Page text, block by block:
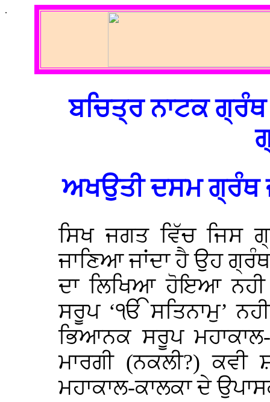
.
ਬਚਿਤ੍ਰ ਨਾਟਕ ਗ੍ਰੰਥ
ਅਖਉਤੀ ਦਸਮ ਗ੍ਰੰਥ
ਸਿਖ ਜਗਤ ਵਿੱਚ ਜਿਸ
ਜਾਣਿਆ ਜਾਂਦਾ ਹੈ ਉਹ
ਦਾ ਲਿਖਿਆ ਹੋਇਆ
ਸਰੂਪ ‘ੴ ਸਤਿਨਾਮੁ’
ਭਿਆਨਕ ਸਰੂਪ ਮਹਾਕਾਲ-
ਮਾਰਗੀ (ਨਕਲੀ?)
ਮਹਾਕਾਲ-ਕਾਲਕਾ ਦੇ